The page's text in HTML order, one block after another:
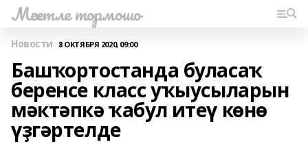
Мәсетле тормошо
Новости 8 ОКТЯБРЯ 2020, 09:00
Башҡортостанда буласаҡ
беренсе класс уҡыусыларын
мәктәпкә ҡабул итеү көнө
үҙгәртелде